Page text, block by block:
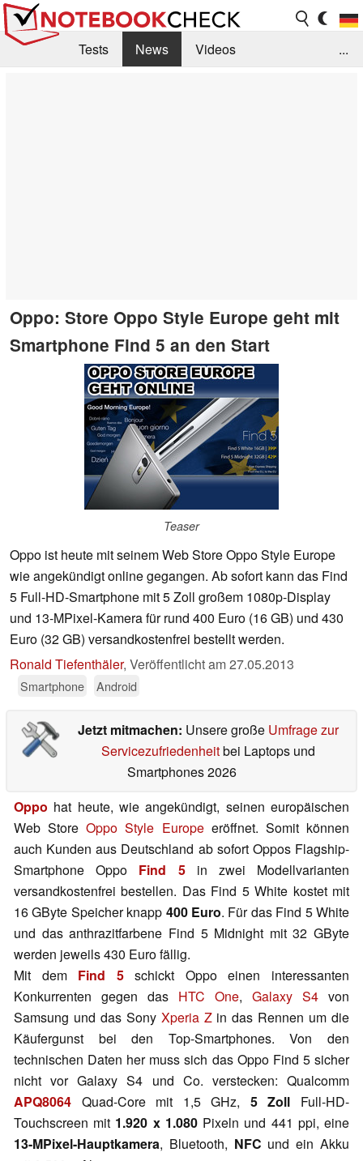
Tests News
Videos
...
Oppo: Store Oppo Style Europe geht mit
Smartphone Find 5 an den Start
Teaser
Oppo ist heute mit seinem Web Store Oppo Style Europe
wie angekündigt online gegangen. Ab sofort kann das Find
5 Full-HD-Smartphone mit 5 Zoll großem 1080p-Display
und 13-MPixel-Kamera für rund 400 Euro (16 GB) und 430
Euro (32 GB) versandkostenfrei bestellt werden.
Ronald Tiefenthäler, Veröffentlicht am27.05.2013
Smartphone Android
Jetzt mitmachen: Unsere große Umfrage zur
Servicezufriedenheitbei Laptops und
Smartphones 2026
Oppo hat heute, wie angekündigt, seinen europäischen
Web StoreOppo Style Europeeröffnet. Somit können
auch Kunden aus Deutschland ab sofort Oppos Flagship-
Smartphone Oppo Find 5in zwei Modellvarianten
versandkostenfrei bestellen. Das Find 5 White kostet mit
16 GByte Speicher knapp 400 Euro. Für das Find 5 White
und das anthrazitfarbene Find 5 Midnight mit 32 GByte
werden jeweils 430 Euro fällig.
Mit dem Find 5schickt Oppo einen interessanten
Konkurrenten gegen das HTC One, Galaxy S4 von
Samsung und das Sony Xperia Zin das Rennen um die
Käufergunst bei den Top-Smartphones. Von den
technischen Daten her muss sich das Oppo Find 5 sicher
nicht vor Galaxy S4 und Co. verstecken: Qualcomm
APQ8064 Quad-Core mit 1,5 GHz, 5 Zoll Full-HD-
Touchscreen mit 1.920 x 1.080Pixeln und 441 ppi, eine
13-MPixel-Hauptkamera, Bluetooth, NFC und ein Akku